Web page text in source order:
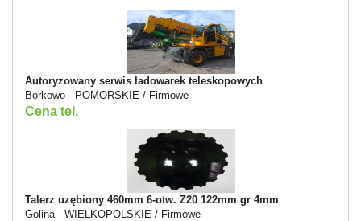
Autoryzowany serwis ładowarek teleskopowych
Borkowo - POMORSKIE / Firmowe
Cena tel.
Talerz uzębiony 460mm 6-otw. Z20 122mm gr 4mm
Golina - WIELKOPOLSKIE / Firmowe